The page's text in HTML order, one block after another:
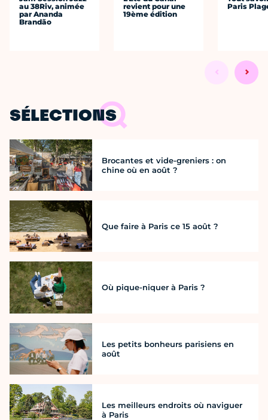
au 38Riv, animée
par Ananda
Brandão
revient pour une
19ème édition
Paris
SÉLECTIONS
Brocantes et vide-greniers : on
chine où en août ?
Que faire à Paris ce 15 août ?
Où pique-niquer à Paris ?
Les petits bonheurs parisiens en
août
Les meilleurs endroits où naviguer
à Paris